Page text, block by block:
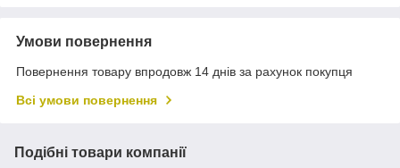
Умови повернення
Повернення товару впродовж 14 днів за рахунок покупця
Всі умови повернення
Подібні товари компанії